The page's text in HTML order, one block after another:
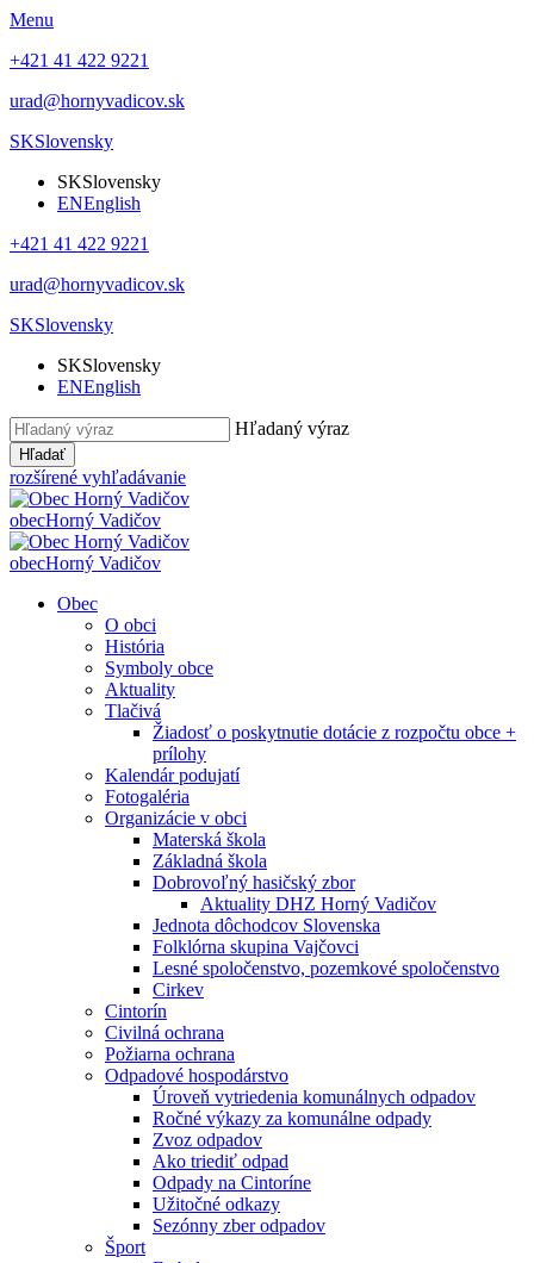
Menu
+421 41 422 9221
urad@hornyvadicov.sk
SKSlovensky
SKSlovensky
ENEnglish
+421 41 422 9221
urad@hornyvadicov.sk
SKSlovensky
SKSlovensky
ENEnglish
Hľadaný výraz
Hľadať
rozšírené vyhľadávanie
obecHorný Vadičov
obecHorný Vadičov
Obec
O obci
História
Symboly obce
Aktuality
Tlačivá
Žiadosť o poskytnutie dotácie z rozpočtu obce +
prílohy
Kalendár podujatí
Fotogaléria
Organizácie v obci
Materská škola
Základná škola
Dobrovoľný hasičský zbor
Aktuality DHZ Horný Vadičov
Jednota dôchodcov Slovenska
Folklórna skupina Vajčovci
Lesné spoločenstvo, pozemkové spoločenstvo
Cirkev
Cintorín
Civilná ochrana
Požiarna ochrana
Odpadové hospodárstvo
Úroveň vytriedenia komunálnych odpadov
Ročné výkazy za komunálne odpady
Zvoz odpadov
Ako triediť odpad
Odpady na Cintoríne
Užitočné odkazy
Sezónny zber odpadov
Šport